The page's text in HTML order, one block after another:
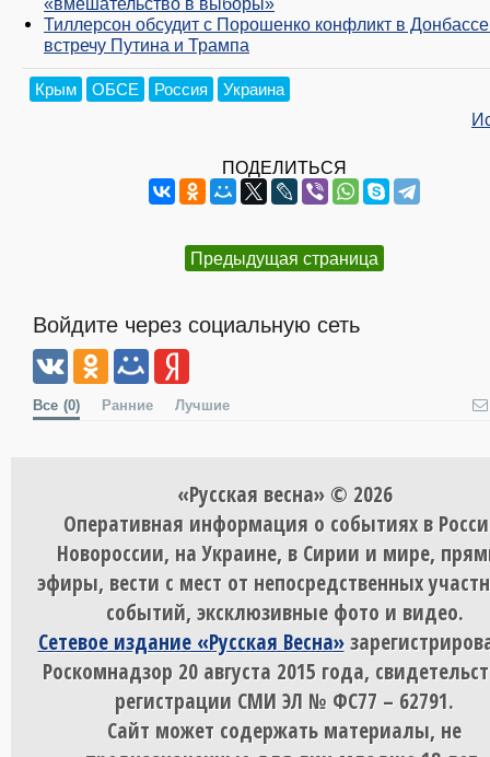
Тиллерсон обсудит с Порошенко конфликт в
встречу Путина и Трампа
Крым ОБСЕ Россия Украина
ПОДЕЛИТЬСЯ
Предыдущая страница
Войдите через социальную сеть
Все (0) Ранние Лучшие
«Русская весна» © 2026
Оперативная информация о событиях в
Новороссии, на Украине, в Сирии и мире,
эфиры, вести с мест от непосредственных
событий, эксклюзивные фото и видео.
Сетевое издание «Русская Весна»
Роскомнадзор 20 августа 2015 года,
регистрации СМИ ЭЛ № ФС77 – 62791.
Сайт может содержать материалы, не